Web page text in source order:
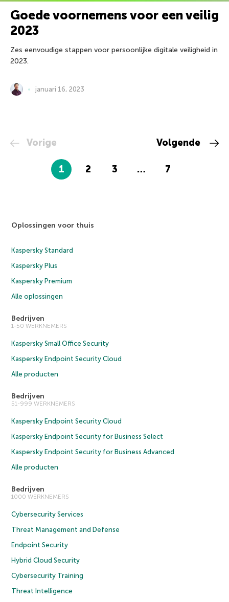
Goede voornemens voor een veilig
2023
Zes eenvoudige stappen voor persoonlijke digitale veiligheid in
2023.
januari 16, 2023
Vorige
1 2 3 … 7
Volgende
Oplossingen voor thuis
Kaspersky Standard
Kaspersky Plus
Kaspersky Premium
Alle oplossingen
Bedrijven
1-50 WERKNEMERS
Kaspersky Small Office Security
Kaspersky Endpoint Security Cloud
Alle producten
Bedrijven
51-999 WERKNEMERS
Kaspersky Endpoint Security Cloud
Kaspersky Endpoint Security for Business Select
Kaspersky Endpoint Security for Business Advanced
Alle producten
Bedrijven
1000 WERKNEMERS
Cybersecurity Services
Threat Management and Defense
Endpoint Security
Hybrid Cloud Security
Cybersecurity Training
Threat Intelligence